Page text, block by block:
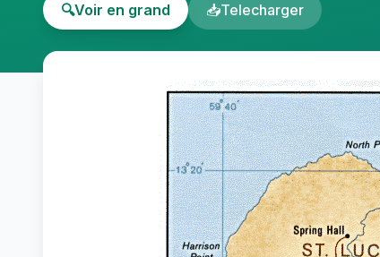
🔍Voir en grand 📥Telecharger